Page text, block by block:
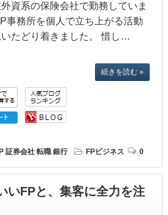
資系の保険会社で勤務していま
事務所を個人で立ち上がる活動
たどり着きました。 惜し…
続きを読む »
証券会社 転職 銀行 FPビジネス 0
いFPと、集客に全力を注